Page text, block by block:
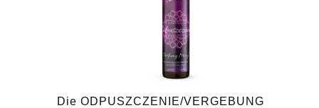
Die ODPUSZCZENIE/VERGEBUNG